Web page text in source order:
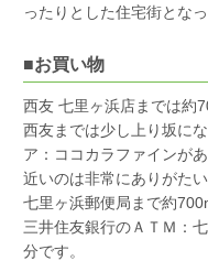
ったりとした住宅街となっ
■お買い物
西友 七里ヶ浜店までは約
西友までは少し上り坂に
ア：ココカラファインが
近いのは非常にありがた
七里ヶ浜郵便局まで約
三井住友銀行のＡＴＭ：
分です。